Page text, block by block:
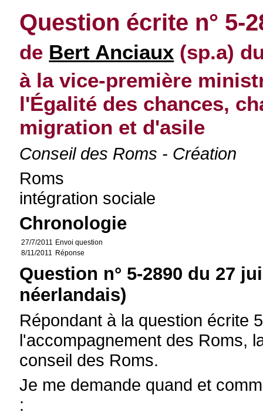
Question écrite n° 5-
de Bert Anciaux (sp.a)
à la vice-première
l'Égalité des chances,
migration et d'asile
Conseil des Roms - Création
Roms
intégration sociale
Chronologie
27/7/2011 Envoi question
8/11/2011 Réponse
Question n° 5-2890 du 27
néerlandais)
Répondant à la question écrite
l'accompagnement des Roms,
conseil des Roms.
Je me demande quand et
: